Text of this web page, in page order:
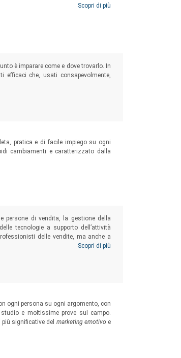
crescere professionalmente.Scopri di più
è imparare come e dove trovarlo. In
efficaci che, usati consapevolmente,
pratica e di facile impiego su ogni
cambiamenti e caratterizzato dalla
persone di vendita, la gestione della
tecnologie a supporto dell’attività
delle vendite, ma anche a
cambiamento, concentrandosi
Scopri di più
ogni persona su ogni argomento, con
e moltissime prove sul campo.
significative del marketing emotivo e